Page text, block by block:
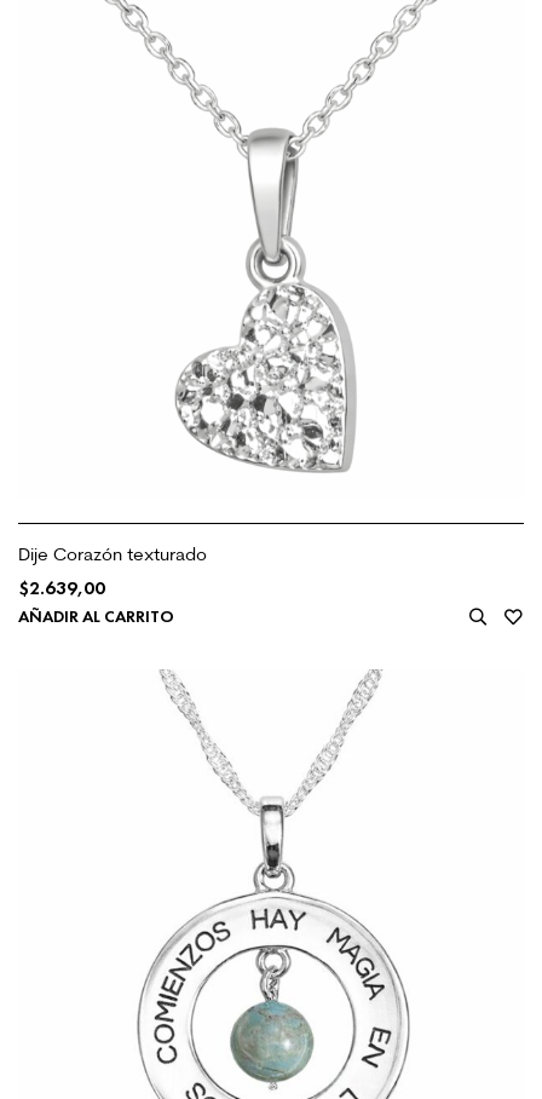
Dije Corazón texturado
$2.639,00
AÑADIR AL CARRITO